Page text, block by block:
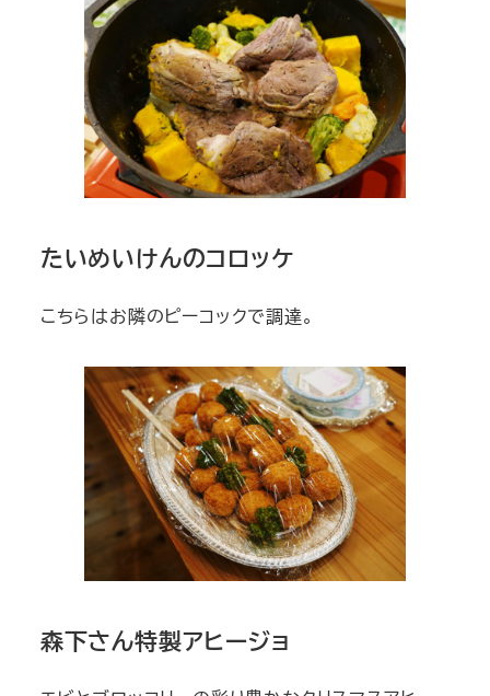
たいめいけんのコロッケ
こちらはお隣のピーコックで調達。
森下さん特製アヒージョ